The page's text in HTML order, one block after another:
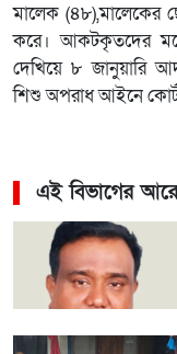
মালেক
করে। আকটকৃতদের
দেখিয়ে ৮ জানুয়ারি
শিশু অপরাধ আইনে
এই বিভাগের